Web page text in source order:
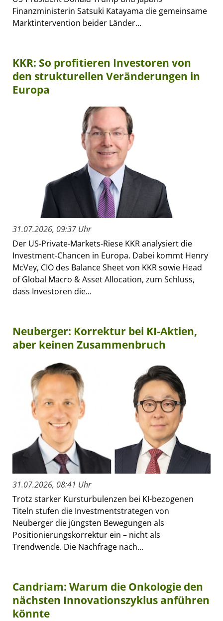
Finanzministerin Satsuki Katayama die gemeinsame
Marktintervention beider Länder...
KKR: So profitieren Investoren von
den strukturellen Veränderungen in
Europa
31.07.2026, 09:37 Uhr
Der US-Private-Markets-Riese KKR analysiert die
Investment-Chancen in Europa. Dabei kommt Henry
McVey, CIO des Balance Sheet von KKR sowie Head
of Global Macro & Asset Allocation, zum Schluss,
dass Investoren die...
Neuberger: Korrektur bei KI-Aktien,
aber keinen Zusammenbruch
31.07.2026, 08:41 Uhr
Trotz starker Kursturbulenzen bei KI-bezogenen
Titeln stufen die Investmentstrategen von
Neuberger die jüngsten Bewegungen als
Positionierungskorrektur ein – nicht als
Trendwende. Die Nachfrage nach...
Candriam: Warum die Onkologie den
nächsten Innovationszyklus anführen
könnte